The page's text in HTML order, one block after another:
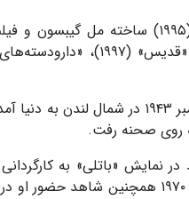
روی صحنه رفت.
وست‌اند در نمایش «باتلی» به
سینمایی سال ۱۹۷۴ دوباره گرد هم آمدند.